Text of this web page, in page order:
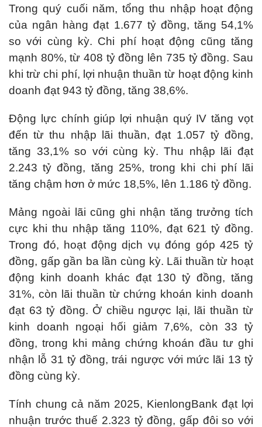
Trong quý cuối năm, tổng thu nhập hoạt động
của ngân hàng đạt 1.677 tỷ đồng, tăng 54,1%
so với cùng kỳ. Chi phí hoạt động cũng tăng
mạnh 80%, từ 408 tỷ đồng lên 735 tỷ đồng. Sau
khi trừ chi phí, lợi nhuận thuần từ hoạt động kinh
doanh đạt 943 tỷ đồng, tăng 38,6%.
Động lực chính giúp lợi nhuận quý IV tăng vọt
đến từ thu nhập lãi thuần, đạt 1.057 tỷ đồng,
tăng 33,1% so với cùng kỳ. Thu nhập lãi đạt
2.243 tỷ đồng, tăng 25%, trong khi chi phí lãi
tăng chậm hơn ở mức 18,5%, lên 1.186 tỷ đồng.
Mảng ngoài lãi cũng ghi nhận tăng trưởng tích
cực khi thu nhập tăng 110%, đạt 621 tỷ đồng.
Trong đó, hoạt động dịch vụ đóng góp 425 tỷ
đồng, gấp gần ba lần cùng kỳ. Lãi thuần từ hoạt
động kinh doanh khác đạt 130 tỷ đồng, tăng
31%, còn lãi thuần từ chứng khoán kinh doanh
đạt 63 tỷ đồng. Ở chiều ngược lại, lãi thuần từ
kinh doanh ngoại hối giảm 7,6%, còn 33 tỷ
đồng, trong khi mảng chứng khoán đầu tư ghi
nhận lỗ 31 tỷ đồng, trái ngược với mức lãi 13 tỷ
đồng cùng kỳ.
Tính chung cả năm 2025, KienlongBank đạt lợi
nhuận trước thuế 2.323 tỷ đồng, gấp đôi so với